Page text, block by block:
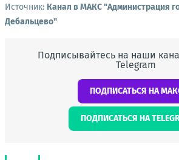
Источник: Канал в МАКС "Администрация
Дебальцево"
Подписывайтесь на наши
Telegram
ПОДПИСАТЬСЯ НА
ПОДПИСАТЬСЯ НА